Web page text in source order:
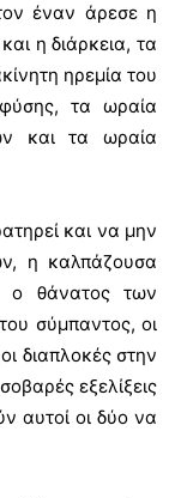
έναν άρεσε η
η διάρκεια, τα
ηρεμία του
τα ωραία
και τα ωραία
και να μην
η καλπάζουσα
ο θάνατος των
σύμπαντος, οι
διαπλοκές στην
εξελίξεις
αυτοί οι δύο να